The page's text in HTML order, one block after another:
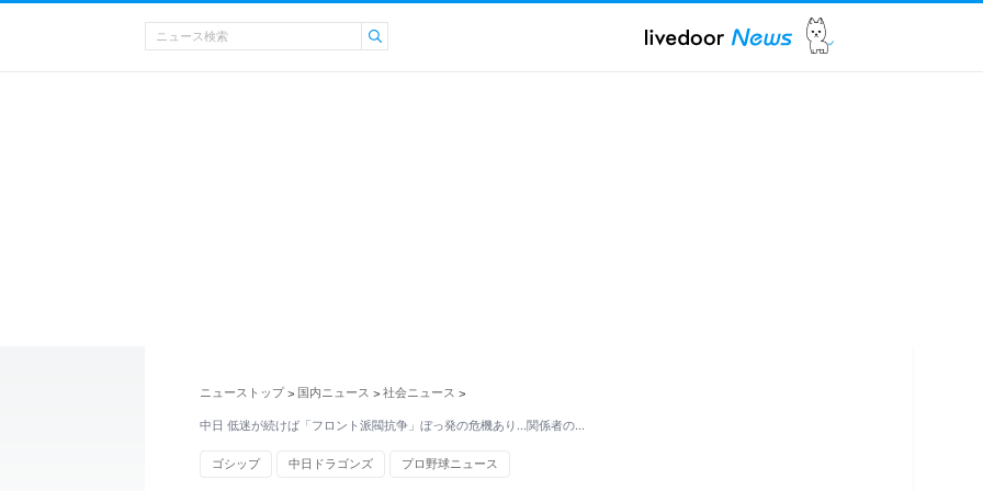
ニューストップ > 国内ニュース > 社会ニュース >
中日 低迷が続けば「フロント派閥抗争」ぼっ発の危機あり…関係者の…
ゴシップ 中日ドラゴンズ プロ野球ニュース